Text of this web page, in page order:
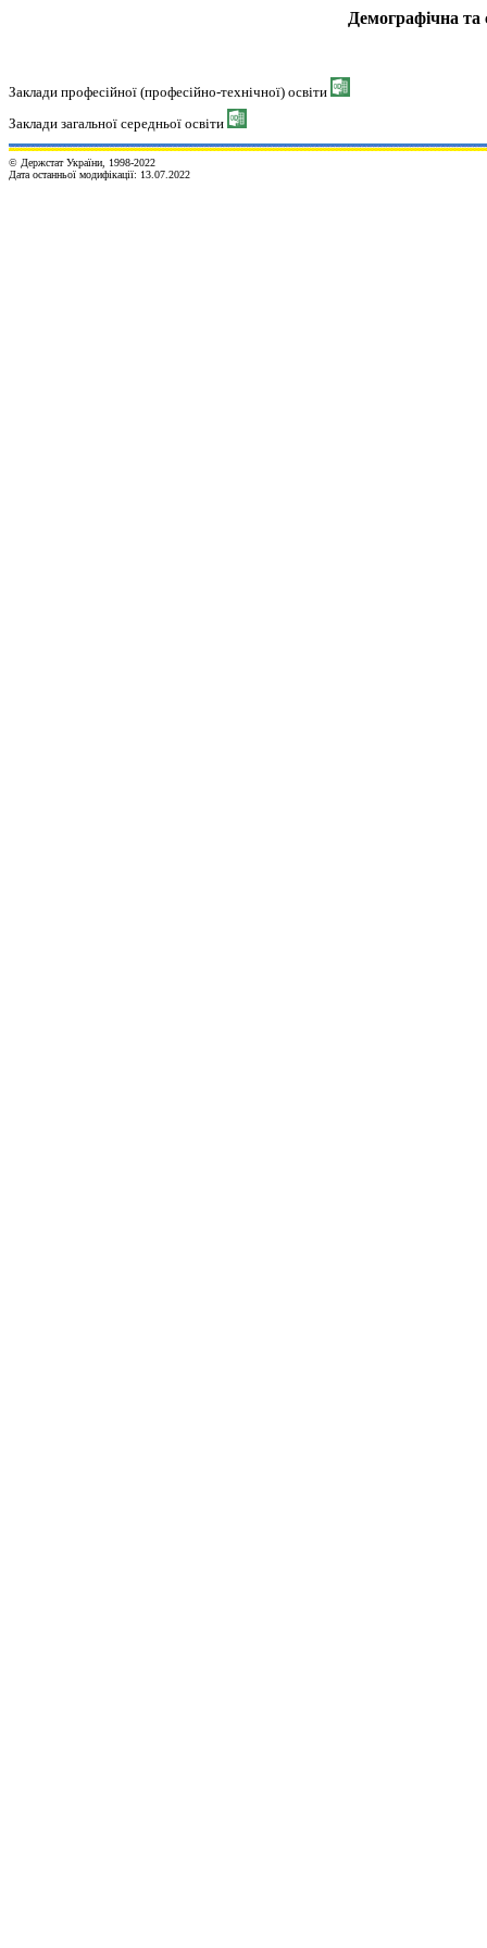
Демографічна та
Заклади професійної (професійно-технічної) освіти
Заклади загальної середньої освіти
© Держстат України, 1998-2022
Дата останньої модифікації: 13.07.2022